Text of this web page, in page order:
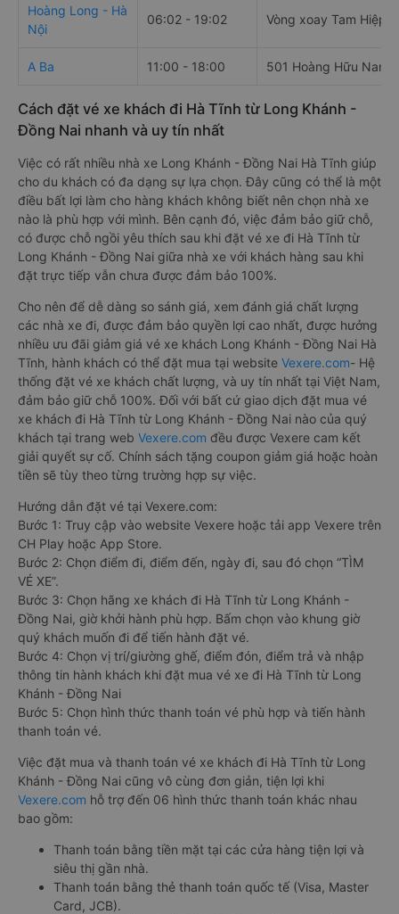
Hoàng Long - Hà
Nội
06:02 - 19:02 Vòng xoay Tam Hiệp
A Ba 11:00 - 18:00 501 Hoàng Hữu Nam
Cách đặt vé xe khách đi Hà Tĩnh từ Long Khánh -
Đồng Nai nhanh và uy tín nhất
Việc có rất nhiều nhà xe Long Khánh - Đồng Nai Hà Tĩnh giúp
cho du khách có đa dạng sự lựa chọn. Đây cũng có thể là một
điều bất lợi làm cho hàng khách không biết nên chọn nhà xe
nào là phù hợp với mình. Bên cạnh đó, việc đảm bảo giữ chỗ,
có được chỗ ngồi yêu thích sau khi đặt vé xe đi Hà Tĩnh từ
Long Khánh - Đồng Nai giữa nhà xe với khách hàng sau khi
đặt trực tiếp vẫn chưa được đảm bảo 100%.
Cho nên để dễ dàng so sánh giá, xem đánh giá chất lượng
các nhà xe đi, được đảm bảo quyền lợi cao nhất, được hưởng
nhiều ưu đãi giảm giá vé xe khách Long Khánh - Đồng Nai Hà
Tĩnh, hành khách có thể đặt mua tại website Vexere.com- Hệ
thống đặt vé xe khách chất lượng, và uy tín nhất tại Việt Nam,
đảm bảo giữ chỗ 100%. Đối với bất cứ giao dịch đặt mua vé
xe khách đi Hà Tĩnh từ Long Khánh - Đồng Nai nào của quý
khách tại trang web Vexere.com đều được Vexere cam kết
giải quyết sự cố. Chính sách tặng coupon giảm giá hoặc hoàn
tiền sẽ tùy theo từng trường hợp sự việc.
Hướng dẫn đặt vé tại Vexere.com:
Bước 1: Truy cập vào website Vexere hoặc tải app Vexere trên
CH Play hoặc App Store.
Bước 2: Chọn điểm đi, điểm đến, ngày đi, sau đó chọn “TÌM
VÉ XE”.
Bước 3: Chọn hãng xe khách đi Hà Tĩnh từ Long Khánh -
Đồng Nai, giờ khởi hành phù hợp. Bấm chọn vào khung giờ
quý khách muốn đi để tiến hành đặt vé.
Bước 4: Chọn vị trí/giường ghế, điểm đón, điểm trả và nhập
thông tin hành khách khi đặt mua vé xe đi Hà Tĩnh từ Long
Khánh - Đồng Nai
Bước 5: Chọn hình thức thanh toán vé phù hợp và tiến hành
thanh toán vé.
Việc đặt mua và thanh toán vé xe khách đi Hà Tĩnh từ Long
Khánh - Đồng Nai cũng vô cùng đơn giản, tiện lợi khi
Vexere.com hỗ trợ đến 06 hình thức thanh toán khác nhau
bao gồm:
Thanh toán bằng tiền mặt tại các cửa hàng tiện lợi và
siêu thị gần nhà.
Thanh toán bằng thẻ thanh toán quốc tế (Visa, Master
Card, JCB).